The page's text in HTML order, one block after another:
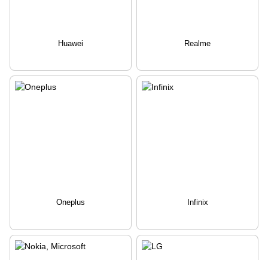
Huawei Realme
Oneplus Infinix